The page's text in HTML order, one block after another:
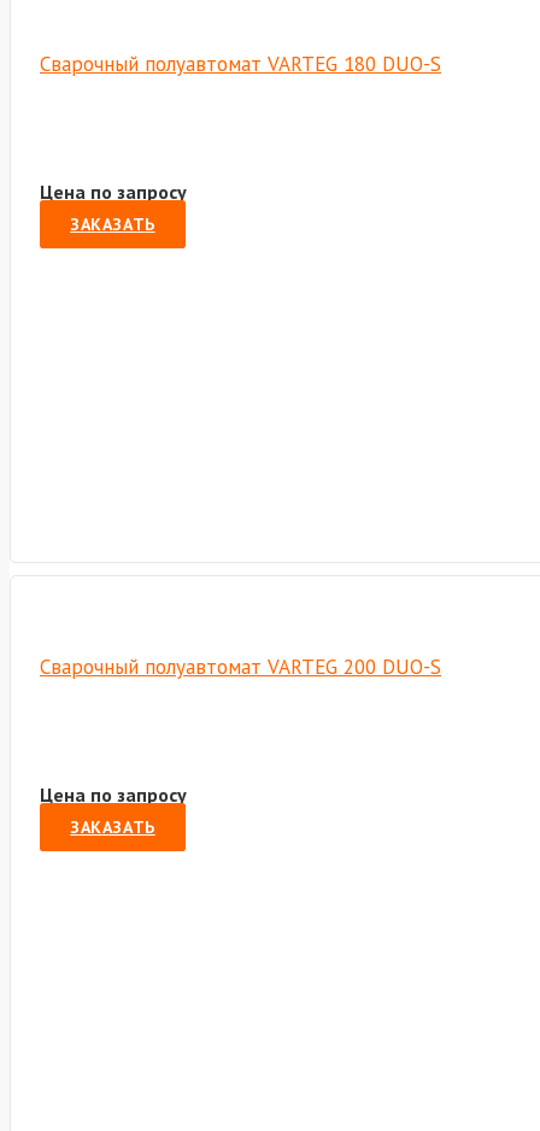
Сварочный полуавтомат VARTEG 180 DUO-S
Цена по запросу
ЗАКАЗАТЬ
Сварочный полуавтомат VARTEG 200 DUO-S
Цена по запросу
ЗАКАЗАТЬ